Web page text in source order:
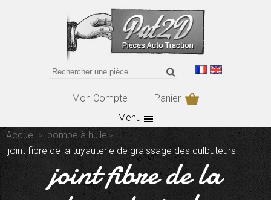
Mon Compte
Panier
Menu
Accueil
pompe à huile
joint fibre de la tuyauterie de graissage des culbuteurs
joint fibre de la